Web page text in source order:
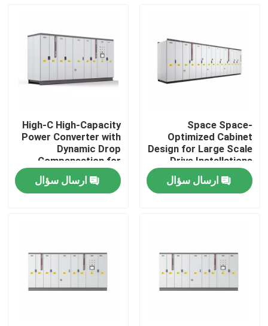
ویدیو
تور کارخانه
کنترل کیفیت
درخواست نقل قول
Space Space-
Optimized Cabinet
Design for Large Scale
Drive Installations
Saving Valuable Floor
Space ارسال سؤال
High-C High-Capacity
Power Converter with
Dynamic Drop
Compensation for
Smooth Motor
Performanceارسال سؤال